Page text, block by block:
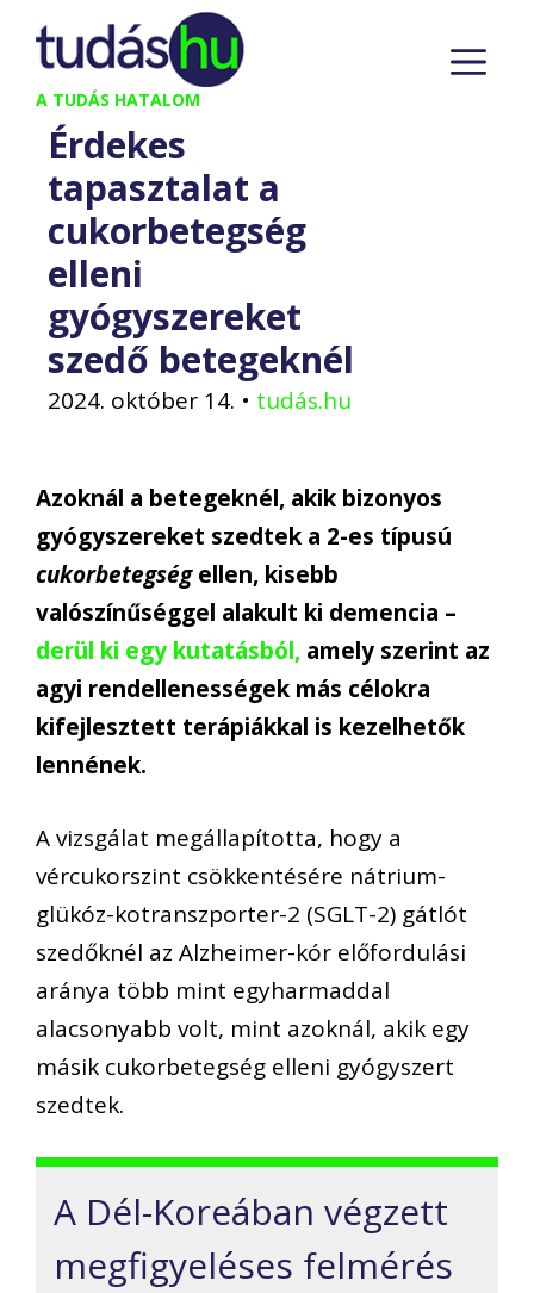
Kilépés
tartalomba
A TUDÁS HATALOM
Érdekes
tapasztalat a
cukorbetegség
elleni
gyógyszereket
szedő betegeknél
2024. október 14. • tudás.hu
Azoknál a betegeknél, akik bizonyos
gyógyszereket szedtek a 2-es típusú
cukorbetegségellen, kisebb
valószínűséggel alakult ki demencia –
derül ki egy kutatásból, amely szerint az
agyi rendellenességek más célokra
kifejlesztett terápiákkal is kezelhetők
lennének.
A vizsgálat megállapította, hogy a
vércukorszint csökkentésére nátrium-
glükóz-kotranszporter-2 (SGLT-2) gátlót
szedőknél az Alzheimer-kór előfordulási
aránya több mint egyharmaddal
alacsonyabb volt, mint azoknál, akik egy
másik cukorbetegség elleni gyógyszert
szedtek.
A Dél-Koreában végzett
megfigyeléses felmérés